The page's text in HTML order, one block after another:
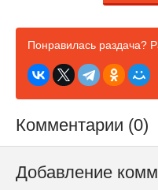
Понравилась раздача?
Комментарии (0)
Добавление